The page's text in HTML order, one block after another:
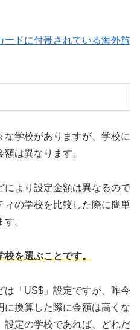
ードに付帯されている海外旅
学校がありますが、学校に
は異なります。
により設定金額は異なるので
ィの学校を比較した際に簡単
。
校を選ぶことです。
は「US$」設定ですが、昨今
換算した際に金額は高くな
設定の学校であれば、どれだ